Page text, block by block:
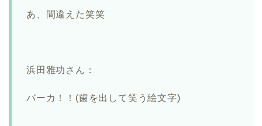
あ、間違えた笑笑
浜田雅功さん：
バーカ！！(歯を出して笑う絵文字)